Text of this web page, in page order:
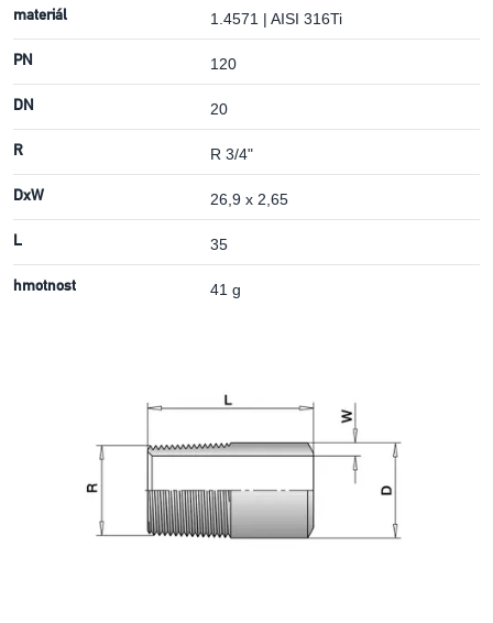
materiál 1.4571 | AISI 316Ti
PN 120
DN 20
R R 3/4"
DxW 26,9 x 2,65
L 35
hmotnost 41 g